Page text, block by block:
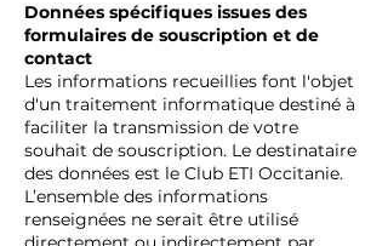
Données spécifiques issues des
formulaires de souscription et de
contact
Les informations recueillies font l'objet
d'un traitement informatique destiné à
faciliter la transmission de votre
souhait de souscription. Le destinataire
des données est le Club ETI Occitanie.
L’ensemble des informations
renseignées ne serait être utilisé